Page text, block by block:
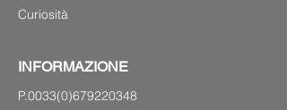
Curiosità
INFORMAZIONE
P.0033(0)679220348